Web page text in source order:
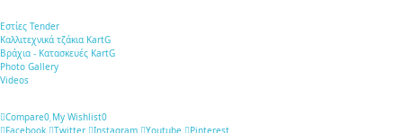
Εστίες Tender
Καλλιτεχνικά τζάκια KartG
Βράχια - Κατασκευές KartG
Photo Gallery
Videos
Compare0 My Wishlist0
Facebook
Twitter Instagram Youtube
Pinterest